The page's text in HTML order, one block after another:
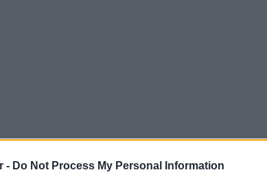
- Do Not Process My Personal Information